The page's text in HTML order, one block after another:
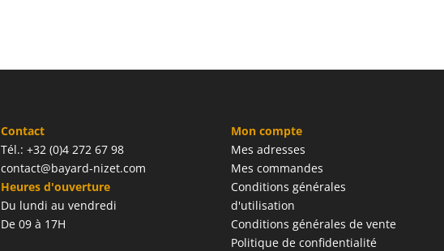
Contact
Tél.: +32 (0)4 272 67 98
contact@bayard-nizet.com
Heures d'ouverture
Du lundi au vendredi
De 09 à 17H
Mon compte
Mes adresses
Mes commandes
Conditions générales
d'utilisation
Conditions générales de vente
Politique de confidentialité